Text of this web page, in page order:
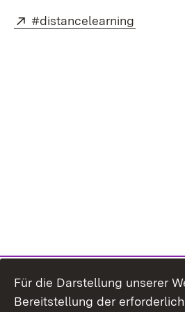
External:
#distancelearning
Für die Darstellung unserer
Bereitstellung der